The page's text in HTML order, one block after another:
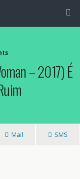
– 2017) É
Mail SMS